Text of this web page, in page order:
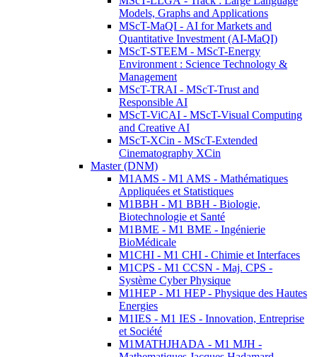
Models, Graphs and Applications
MScT-MaQI - AI for Markets and
Quantitative Investment (AI-MaQI)
MScT-STEEM - MScT-Energy
Environment : Science Technology &
Management
MScT-TRAI - MScT-Trust and
Responsible AI
MScT-ViCAI - MScT-Visual Computing
and Creative AI
MScT-XCin - MScT-Extended
Cinematography XCin
Master (DNM)
M1AMS - M1 AMS - Mathématiques
Appliquées et Statistiques
M1BBH - M1 BBH - Biologie,
Biotechnologie et Santé
M1BME - M1 BME - Ingénierie
BioMédicale
M1CHI - M1 CHI - Chimie et Interfaces
M1CPS - M1 CCSN - Maj. CPS -
Système Cyber Physique
M1HEP - M1 HEP - Physique des Hautes
Energies
M1IES - M1 IES - Innovation, Entreprise
et Société
M1MATHJHADA - M1 MJH -